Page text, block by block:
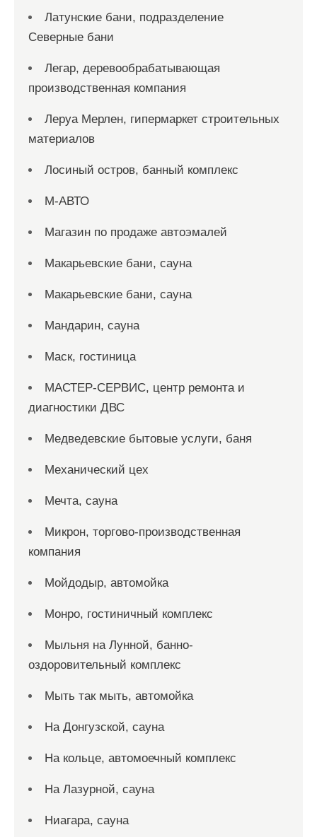
Латунские бани, подразделение
Северные бани
Легар, деревообрабатывающая
производственная компания
Леруа Мерлен, гипермаркет строительных
материалов
Лосиный остров, банный комплекс
М-АВТО
Магазин по продаже автоэмалей
Макарьевские бани, сауна
Макарьевские бани, сауна
Мандарин, сауна
Маск, гостиница
МАСТЕР-СЕРВИС, центр ремонта и
диагностики ДВС
Медведевские бытовые услуги, баня
Механический цех
Мечта, сауна
Микрон, торгово-производственная
компания
Мойдодыр, автомойка
Монро, гостиничный комплекс
Мыльня на Лунной, банно-
оздоровительный комплекс
Мыть так мыть, автомойка
На Донгузской, сауна
На кольце, автомоечный комплекс
На Лазурной, сауна
Ниагара, сауна